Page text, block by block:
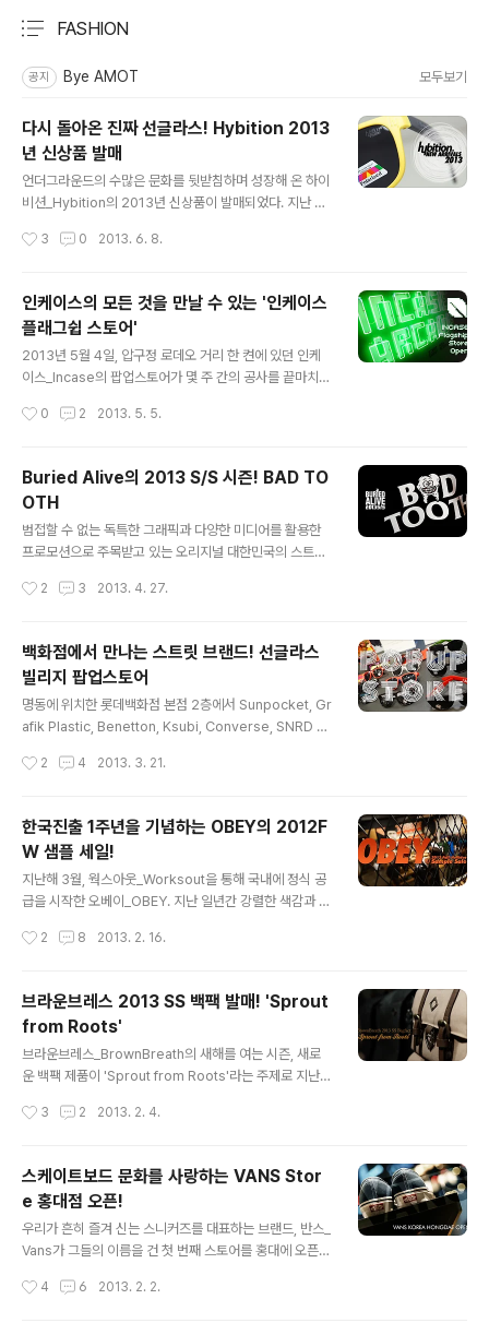
FASHION
공지 Bye AMOT 모두보기
다시 돌아온 진짜 선글라스! Hybition 2013
년 신상품 발매
언더그라운드의 수많은 문화를 뒷받침하며 성장해 온 하이
비션_Hybition의 2013년 신상품이 발매되었다. 지난 해
션은 지난 모델의 단점을 보완하고 재질과 공법등을 모두
션_Stance Inc.이 성수동에서 한남동으로 확장 이전하면
서 지난 3월 29일에는 새로운 쇼룸 오픈을 기념하여 오프
닝 행사를 진행하기도 했는데, 이를 사진을 통해 만나보자!
지난 시즌에 발매되었던 모델인 Truthful_트루쓰풀(Hybi
Hybition Truthful M Series)과 더..
3 0 2013. 6. 8.
인케이스의 모든 것을 만날 수 있는 '인케이스
플래그쉽 스토어'
2013년 5월 4일, 압구정 로데오 거리 한 켠에 있던 인케
이스_Incase의 팝업스토어가 몇 주 간의 공사를 끝마치고
라보레이션 제품을 만날 수 있는 인케이스 플래그쉽 스토
축하하기 위해 찾아온 손님들이 다양한 게임들을 즐길 수
있는 공간을 마련하였다. 게다가 오픈 기념 세일과 럭키백
이벤트까지 열렸다고 하는데, 인케이스야 내가 워낙 좋아
하는 브랜드이기도 하고! 이런 쏠쏠한 이벤트에 빠질 수 없
스의 플래그쉽 스토어라는 이름에 걸맞게 한 공간에서 가
0 2 2013. 5. 5.
Buried Alive의 2013 S/S 시즌! BAD TO
OTH
범접할 수 없는 독특한 그래픽과 다양한 미디어를 활용한
프로모션으로 주목받고 있는 오리지널 대한민국의 스트릿
시작되었다. 이번 시즌의 주제는 썩은 이라는 뜻의 'BAD
등 SNS를 통해 모델이나 뮤지션들이 먼저 제품을 착용하
고 인증샷(?)을 남겨 사람들의 이목을 끌고 있다. 또한 To
day Spot 이나 HI-LITE Records 와 협업 뮤직비디오
촬영이 진행 중이라고 알려지기도 했는데! 과연 이번 BAD
TOOTH의 실체가 어떤지 궁금해서 베리드 얼라이브, 미
유통과 판매를 담당하고 있는 휴먼트리_HUMANTREE..
2 3 2013. 4. 27.
백화점에서 만나는 스트릿 브랜드! 선글라스
빌리지 팝업스토어
명동에 위치한 롯데백화점 본점 2층에서 Sunpocket, Gr
afik Plastic, Benetton, Ksubi, Converse, SNRD Ey
수 있는 팝업스토어가 열렸다. 백화점에서 이런 다양한 스
afik Plastic Pop-up Store @ Wyln Gallery 이번 팝
업스토어 중 하이비션_Hybition의 부스에서는, 스테디셀
러인 Truthful(여름엔 선글라스! Hybition Truthful M S
eries)과 함께 '무한도전 하하 선글라스'로 대중들에게 알
2 4 2013. 3. 21.
한국진출 1주년을 기념하는 OBEY의 2012F
W 샘플 세일!
지난해 3월, 웍스아웃_Worksout을 통해 국내에 정식 공
급을 시작한 오베이_OBEY. 지난 일년간 강렬한 색감과 과
러 제품은 센스있는 패피들에게 많은 사랑을 받아오고 있
012년 Fall/Holiday 시즌의 풀 컬렉션 제품에 대해 대폭
할인된 가격으로 샘플세일을 실시하였다! 2013년 2월 15
일, 아직은 칼바람이 불어오는 추운 겨울날, 압구정에 위치
한 웍스아웃 스토어로 발길을 향했다. 오픈할 때부터 지난
여름의 샘플세일까지 이 곳에 올 때 마다 올리는 포스팅(셰
법, OBEY 샘플 세일)이지만, 이번에는 오베이 측의 스탭분
2 8 2013. 2. 16.
브라운브레스 2013 SS 백팩 발매! 'Sprout
from Roots'
브라운브레스_BrownBreath의 새해를 여는 시즌, 새로
운 백팩 제품이 'Sprout from Roots'라는 주제로 지난 2
제와도 같이 새싹이 추운 겨울을 이겨내고 힘차게 언땅을
즌 제품에 대한 이야기도 나눌 겸 홍대 브라운브레스 스토
어를 찾았다. 사진에서 볼 수 있듯 브라운브레스의 새 시즌
은 새로운 디자인의 새로운 제품을 만들어 내놓기보다는
기존 제품들의 원단과 부자재를 업그레이드하여 보다 견고
들의 니즈를 받아들인 펜홀더나 라이터 하우스, 메이븐 데
3 2 2013. 2. 4.
스케이트보드 문화를 사랑하는 VANS Stor
e 홍대점 오픈!
우리가 흔히 즐겨 신는 스니커즈를 대표하는 브랜드, 반스_
Vans가 그들의 이름을 건 첫 번째 스토어를 홍대에 오픈하
운드 스토어(F.OUND STORE Launching!), 현대카드
4 6 2013. 2. 2.